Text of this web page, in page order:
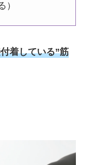
）
着している”筋